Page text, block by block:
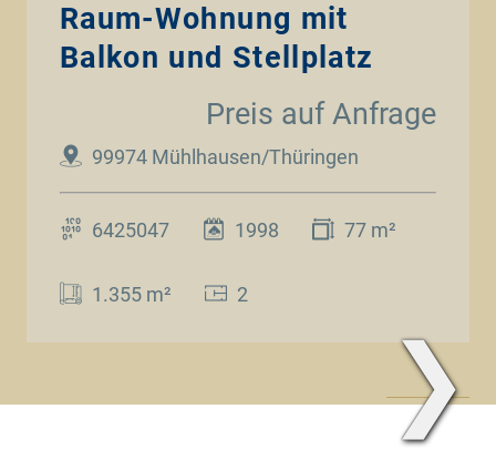
Raum-Wohnung mit
Balkon und Stellplatz
99974 Mühlhausen/Thüringen
Preis auf Anfrage
6425047 1998 77 m²
1.355 m² 2
❯